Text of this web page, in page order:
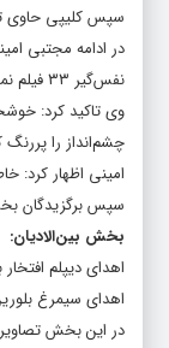
سپس کلیپی حاوی تصاویری
نفس‌گیر ۳۳ فیلم نمایش داده شد. در بخش نگاه نو که از جذاب‌ترین بخش‌های هر دوره است، آثاری به صحنه رفت که نویددهنده حضور هنرمندانی مستعد در سینمای ایران است.
وی تاکید کرد:
چشم‌انداز را
امینی اظهار کرد:
سپس برگزیدگان
بخش بین‌الادیان:
اهدای دیپلم
اهدای سیمرغ
در این بخش